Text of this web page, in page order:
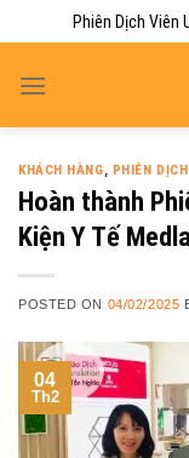
to
content
Phiên Dịch Viên
KHÁCH HÀNG, PHIÊN
Hoàn thành
Kiện Y Tế
POSTED ON 04/02/2025
04
Th2